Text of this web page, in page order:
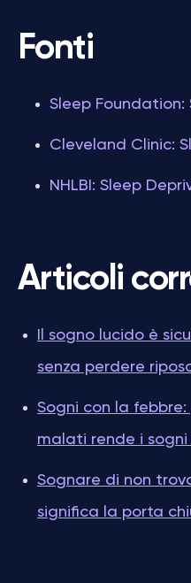
Fonti
Sleep Foundation:
Cleveland Clinic:
NHLBI: Sleep
Articoli
Il sogno lucido è
senza perdere
Sogni con la
malati rende i sogni
Sognare di non
significa la porta